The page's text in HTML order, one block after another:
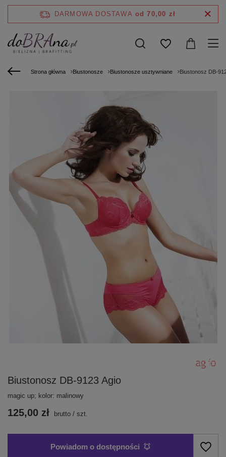
DARMOWA DOSTAWA od 70,00 zł
Strona główna Biustonosze Biustonosze usztywniane Biustonosz DB-
Biustonosz DB-9123 Agio
magic up; kolor: malinowy
125,00 zł brutto / szt.
Powiadom o dostępności